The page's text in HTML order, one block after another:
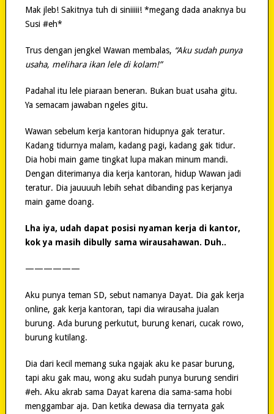
Mak jleb! Sakitnya tuh di siniiiii! *megang dada anaknya bu
Susi #eh*
Trus dengan jengkel Wawan membalas, “Aku sudah punya
usaha, melihara ikan lele di kolam!”
Padahal itu lele piaraan beneran. Bukan buat usaha gitu.
Ya semacam jawaban ngeles gitu.
Wawan sebelum kerja kantoran hidupnya gak teratur.
Kadang tidurnya malam, kadang pagi, kadang gak tidur.
Dia hobi main game tingkat lupa makan minum mandi.
Dengan diterimanya dia kerja kantoran, hidup Wawan jadi
teratur. Dia jauuuuh lebih sehat dibanding pas kerjanya
main game doang.
Lha iya, udah dapat posisi nyaman kerja di kantor,
kok ya masih dibully sama wirausahawan. Duh..
——————
Aku punya teman SD, sebut namanya Dayat. Dia gak kerja
online, gak kerja kantoran, tapi dia wirausaha jualan
burung. Ada burung perkutut, burung kenari, cucak rowo,
burung kutilang.
Dia dari kecil memang suka ngajak aku ke pasar burung,
tapi aku gak mau, wong aku sudah punya burung sendiri
#eh. Aku akrab sama Dayat karena dia sama-sama hobi
menggambar aja. Dan ketika dewasa dia ternyata gak